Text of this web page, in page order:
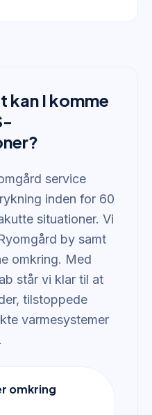
kan I komme
service
inden for 60
situationer. Vi
by samt
omkring. Med
står vi klar til at
tilstoppede
varmesystemer
omkring